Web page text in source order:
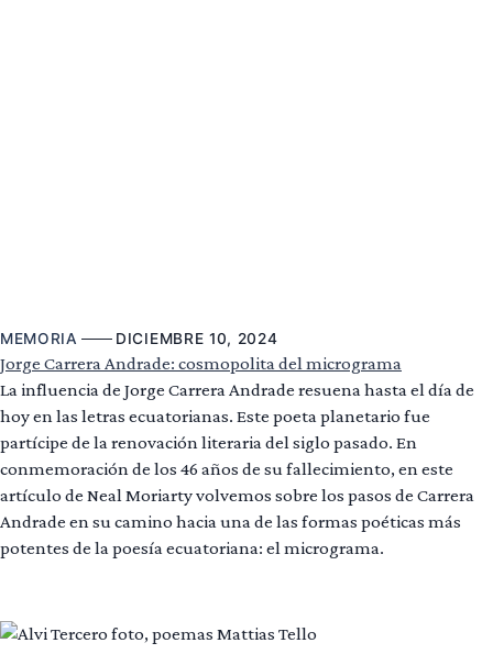
MEMORIA DICIEMBRE 10, 2024
Jorge Carrera Andrade: cosmopolita del micrograma
La influencia de Jorge Carrera Andrade resuena hasta el día de
hoy en las letras ecuatorianas. Este poeta planetario fue
partícipe de la renovación literaria del siglo pasado. En
conmemoración de los 46 años de su fallecimiento, en este
artículo de Neal Moriarty volvemos sobre los pasos de Carrera
Andrade en su camino hacia una de las formas poéticas más
potentes de la poesía ecuatoriana: el micrograma.